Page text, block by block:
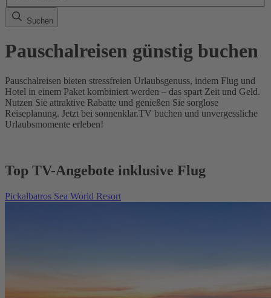
Suchen
Pauschalreisen günstig buchen
Pauschalreisen bieten stressfreien Urlaubsgenuss, indem Flug und
Hotel in einem Paket kombiniert werden – das spart Zeit und Geld.
Nutzen Sie attraktive Rabatte und genießen Sie sorglose
Reiseplanung. Jetzt bei sonnenklar.TV buchen und unvergessliche
Urlaubsmomente erleben!
Top TV-Angebote inklusive Flug
Pickalbatros Sea World Resort